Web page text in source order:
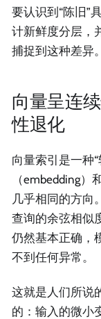
要认识到“陈旧”
计新鲜度分层，
捕捉到这种差异。
向量呈连
性退化
向量索引是一种
（embedding
几乎相同的方向
查询的余弦相似
仍然基本正确，
不到任何异常。
这就是人们所说
的：输入的微小